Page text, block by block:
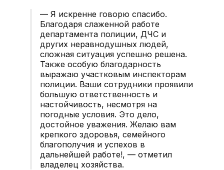
— Я искренне говорю спасибо.
Благодаря слаженной работе
департамента полиции, ДЧС и
других неравнодушных людей,
сложная ситуация успешно решена.
Также особую благодарность
выражаю участковым инспекторам
полиции. Ваши сотрудники проявили
большую ответственность и
настойчивость, несмотря на
погодные условия. Это дело,
достойное уважения. Желаю вам
крепкого здоровья, семейного
благополучия и успехов в
дальнейшей работе!, — отметил
владелец хозяйства.